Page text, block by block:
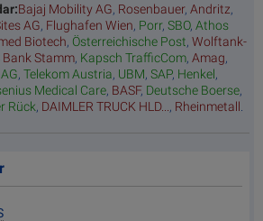
Bajaj Mobility AG, Rosenbauer, Andritz,
AG, Flughafen Wien, Porr, SBO, Athos
Biotech, Österreichische Post, Wolftank-
Bank Stamm, Kapsch TrafficCom, Amag,
, Telekom Austria, UBM, SAP, Henkel,
Medical Care, BASF, Deutsche Boerse,
Rück, DAIMLER TRUCK HLD... , Rheinmetall